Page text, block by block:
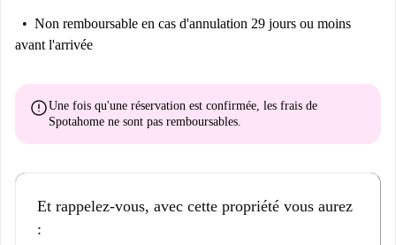
Non remboursable en cas d'annulation 29 jours ou moins
avant l'arrivée
errorUne fois qu'une réservation est confirmée, les frais de
Spotahome ne sont pas remboursables.
Et rappelez-vous, avec cette propriété vous aurez
: